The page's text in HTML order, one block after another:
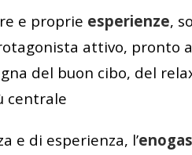
e proprie esperienze,
attivo, pronto
del buon cibo, del
centrale
e di esperienza, l’